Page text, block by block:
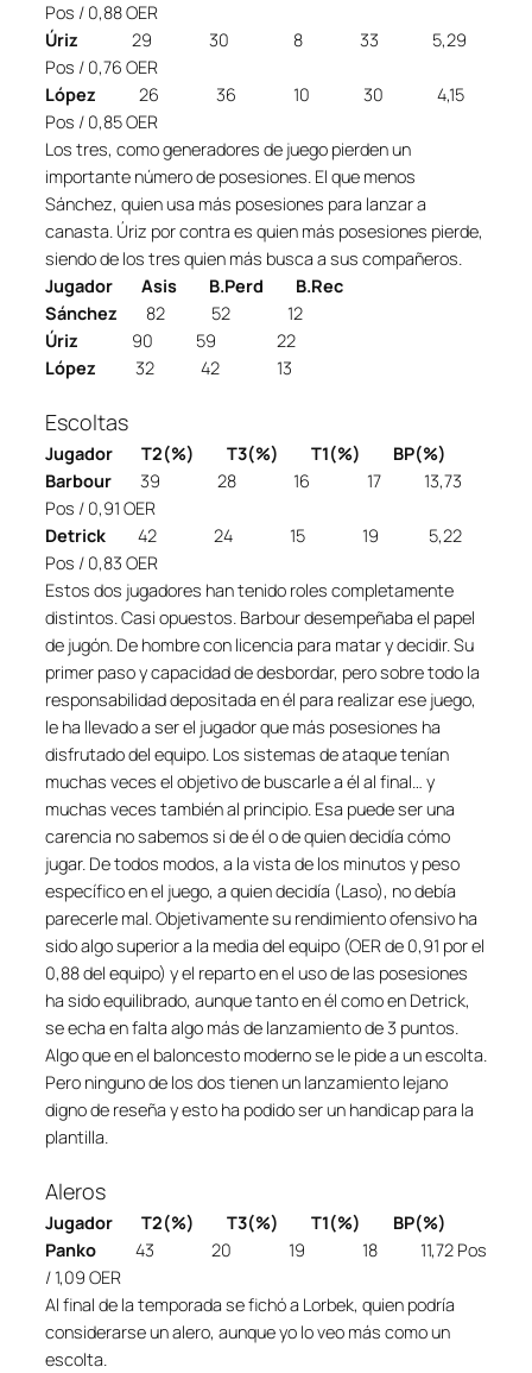
Pos / 0,88 OER
Úriz 29 30 8 33 5,29
Pos / 0,76 OER
López 26 36 10 30 4,15
Pos / 0,85 OER
Los tres, como generadores de juego pierden un
importante número de posesiones. El que menos
Sánchez, quien usa más posesiones para lanzar a
canasta. Úriz por contra es quien más posesiones pierde,
siendo de los tres quien más busca a sus compañeros.
Jugador Asis B.Perd B.Rec
Sánchez 82 52 12
Úriz 90 59 22
López 32 42 13
Escoltas
Jugador T2(%) T3(%) T1(%) BP(%)
Barbour 39 28 16 17 13,73
Pos / 0,91 OER
Detrick 42 24 15 19 5,22
Pos / 0,83 OER
Estos dos jugadores han tenido roles completamente
distintos. Casi opuestos. Barbour desempeñaba el papel
de jugón. De hombre con licencia para matar y decidir. Su
primer paso y capacidad de desbordar, pero sobre todo la
responsabilidad depositada en él para realizar ese juego,
le ha llevado a ser el jugador que más posesiones ha
disfrutado del equipo. Los sistemas de ataque tenían
muchas veces el objetivo de buscarle a él al final… y
muchas veces también al principio. Esa puede ser una
carencia no sabemos si de él o de quien decidía cómo
jugar. De todos modos, a la vista de los minutos y peso
específico en el juego, a quien decidía (Laso), no debía
parecerle mal. Objetivamente su rendimiento ofensivo ha
sido algo superior a la media del equipo (OER de 0,91 por el
0,88 del equipo) y el reparto en el uso de las posesiones
ha sido equilibrado, aunque tanto en él como en Detrick,
se echa en falta algo más de lanzamiento de 3 puntos.
Algo que en el baloncesto moderno se le pide a un escolta.
Pero ninguno de los dos tienen un lanzamiento lejano
digno de reseña y esto ha podido ser un handicap para la
plantilla.
Aleros
Jugador T2(%) T3(%) T1(%) BP(%)
Panko 43 20 19 18 11,72 Pos
/ 1,09 OER
Al final de la temporada se fichó a Lorbek, quien podría
considerarse un alero, aunque yo lo veo más como un
escolta.